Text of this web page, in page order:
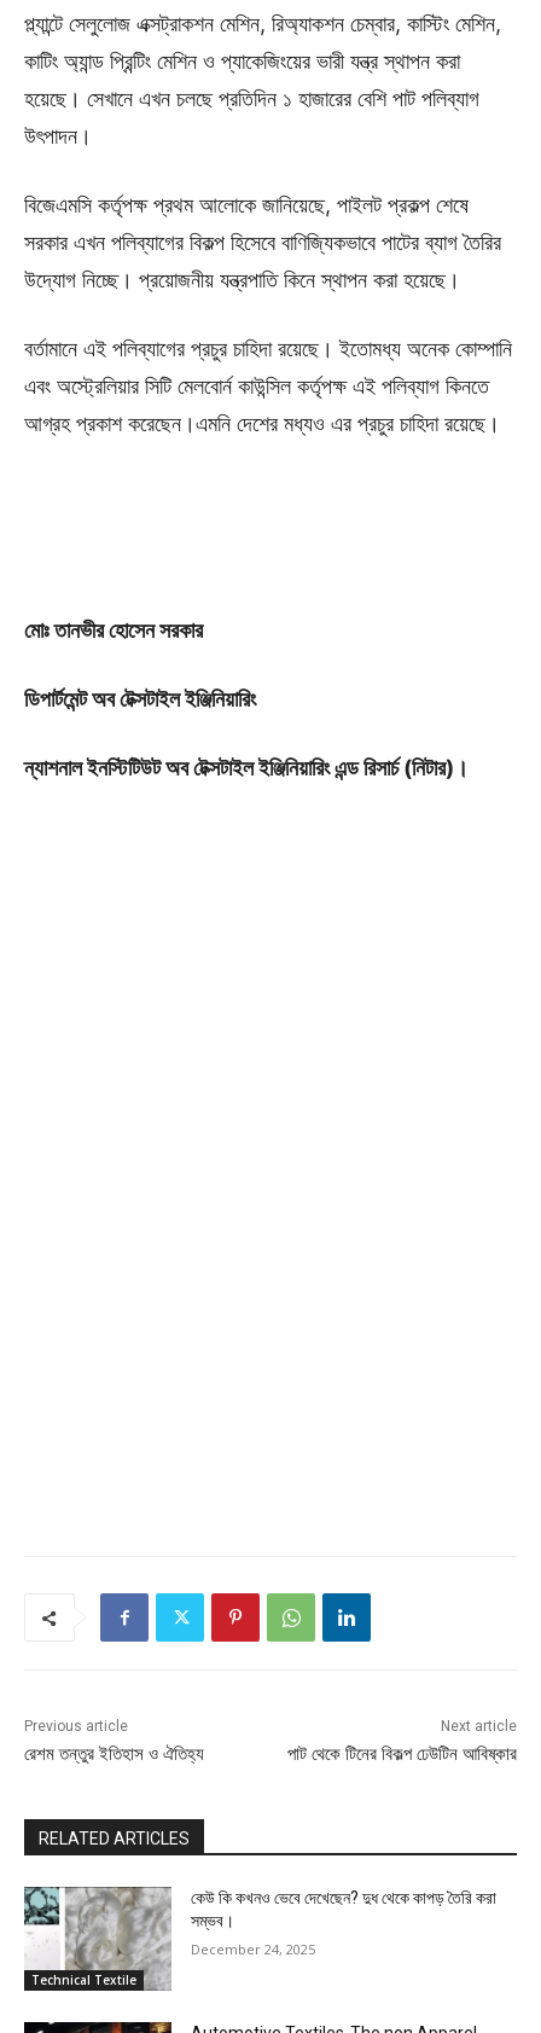
প্ল্যান্টে সেলুলোজ এক্সট্রাকশন মেশিন, রিঅ্যাকশন চেম্বার, কাস্টিং মেশিন,
কাটিং অ্যান্ড প্রিন্টিং মেশিন ও প্যাকেজিংয়ের ভারী যন্ত্র স্থাপন করা
হয়েছে। সেখানে এখন চলছে প্রতিদিন ১ হাজারের বেশি পাট পলিব্যাগ
উৎপাদন।
বিজেএমসি কর্তৃপক্ষ প্রথম আলোকে জানিয়েছে, পাইলট প্রকল্প শেষে
সরকার এখন পলিব্যাগের বিকল্প হিসেবে বাণিজ্যিকভাবে পাটের ব্যাগ তৈরির
উদ্যোগ নিচ্ছে। প্রয়োজনীয় যন্ত্রপাতি কিনে স্থাপন করা হয়েছে।
বর্তামানে এই পলিব্যাগের প্রচুর চাহিদা রয়েছে। ইতোমধ্য অনেক কোম্পানি
এবং অস্ট্রেলিয়ার সিটি মেলবোর্ন কাউন্সিল কর্তৃপক্ষ এই পলিব্যাগ কিনতে
আগ্রহ প্রকাশ করেছেন।এমনি দেশের মধ্যও এর প্রচুর চাহিদা রয়েছে।
মোঃ তানভীর হোসেন সরকার
ডিপার্টমেন্ট অব টেক্সটাইল ইঞ্জিনিয়ারিং
ন্যাশনাল ইনস্টিটিউট অব টেক্সটাইল ইঞ্জিনিয়ারিং এন্ড রিসার্চ (নিটার)।
Previous article
রেশম তন্তুর ইতিহাস ও ঐতিহ্য
Next article
পাট থেকে টিনের বিকল্প ঢেউটিন আবিষ্কার
RELATED ARTICLES
Technical Textile
কেউ কি কখনও ভেবে দেখেছেন? দুধ থেকে কাপড় তৈরি করা
সম্ভব।
December 24, 2025